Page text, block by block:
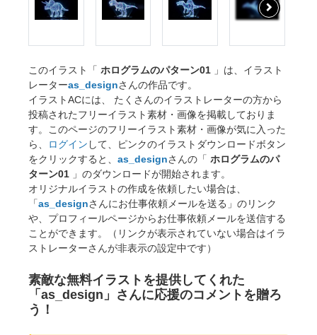
このイラスト「 ホログラムのパターン01 」は、イラスト
レーターas_designさんの作品です。
イラストACには、 たくさんのイラストレーターの方から
投稿されたフリーイラスト素材・画像を掲載しておりま
す。このページのフリーイラスト素材・画像が気に入った
ら、
ログイン して、ピンクのイラストダウンロードボタン
をクリックすると、 as_designさんの「 ホログラムのパ
ターン01 」のダウンロードが開始されます。
オリジナルイラストの作成を依頼したい場合は、
「as_designさんにお仕事依頼メールを送る」のリンク
や、プロフィールページからお仕事依頼メールを送信する
ことができます。（リンクが表示されていない場合はイラ
ストレーターさんが非表示の設定中です）
素敵な無料イラストを提供してくれた
「as_design」さんに応援のコメントを贈ろ
う！